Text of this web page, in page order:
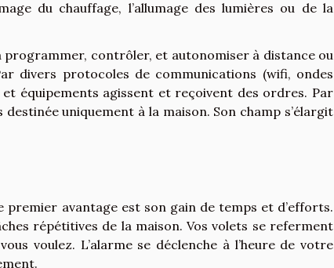
du chauffage, l’allumage des lumières ou de la
contrôler, et autonomiser à distance ou
divers protocoles de communications (wifi, ondes
équipements agissent et reçoivent des ordres. Par
uniquement à la maison. Son champ s’élargit
avantage est son gain de temps et d’efforts.
répétitives de la maison. Vos volets se referment
voulez. L’alarme se déclenche à l’heure de votre